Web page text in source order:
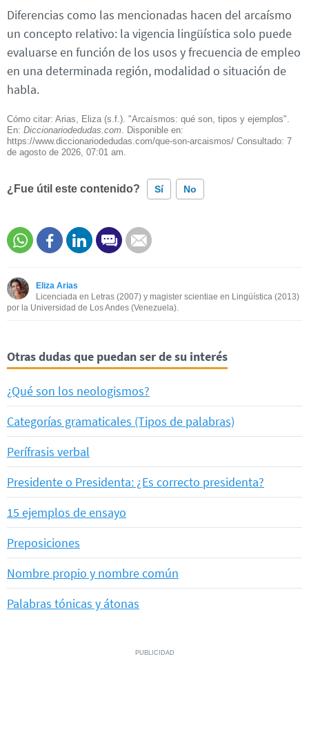
Diferencias como las mencionadas hacen del arcaísmo
un concepto relativo: la vigencia lingüística solo puede
evaluarse en función de los usos y frecuencia de empleo
en una determinada región, modalidad o situación de
habla.
Cómo citar: Arias, Eliza (s.f.). "Arcaísmos: qué son, tipos y ejemplos".
En: Diccionariodedudas.com . Disponible en:
https://www.diccionariodedudas.com/que-son-arcaismos/ Consultado: 7
de agosto de 2026, 07:01 am.
¿Fue útil este contenido? Sí No
Este contenido contiene información incorrecta
Otro
Eliza Arias
Licenciada en Letras (2007) y magister scientiae en Lingüística (2013)
por la Universidad de Los Andes (Venezuela).
Otras dudas que puedan ser de su interés
¿Qué son los neologismos?
Categorías gramaticales (Tipos de palabras)
Perífrasis verbal
Presidente o Presidenta: ¿Es correcto presidenta?
15 ejemplos de ensayo
Preposiciones
Nombre propio y nombre común
Palabras tónicas y átonas